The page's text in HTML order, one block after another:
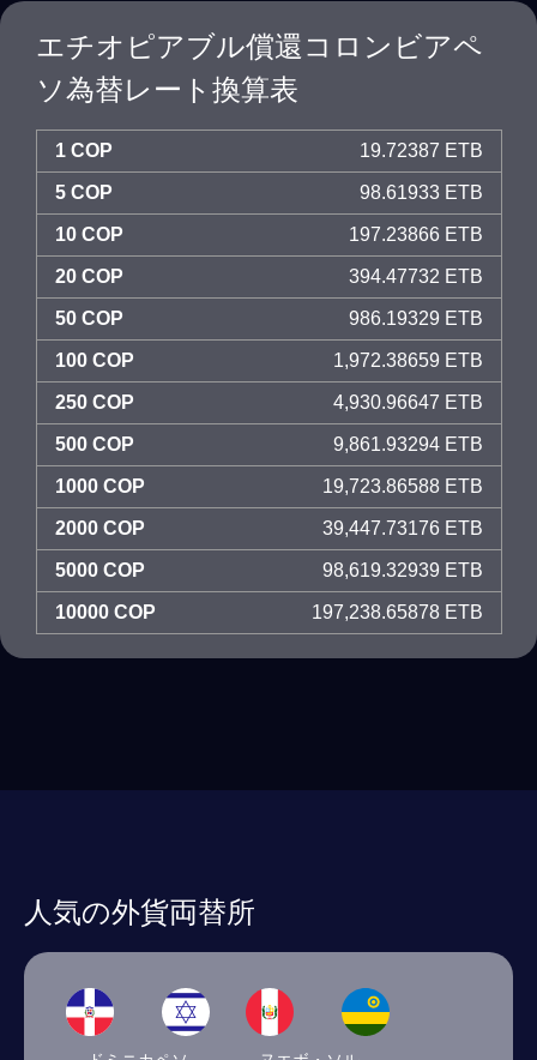
エチオピアブル償還コロンビアペ
ソ為替レート換算表
1 COP 19.72387 ETB
5 COP 98.61933 ETB
10 COP 197.23866 ETB
20 COP 394.47732 ETB
50 COP 986.19329 ETB
100 COP 1,972.38659 ETB
250 COP 4,930.96647 ETB
500 COP 9,861.93294 ETB
1000 COP 19,723.86588 ETB
2000 COP 39,447.73176 ETB
5000 COP 98,619.32939 ETB
10000 COP 197,238.65878 ETB
人気の外貨両替所